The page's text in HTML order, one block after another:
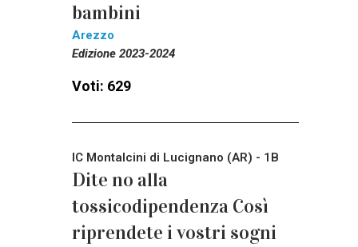
bambini
Arezzo
Edizione 2023-2024
Voti: 629
IC Montalcini di Lucignano (AR) - 1B
Dite no alla
tossicodipendenza Così
riprendete i vostri sogni